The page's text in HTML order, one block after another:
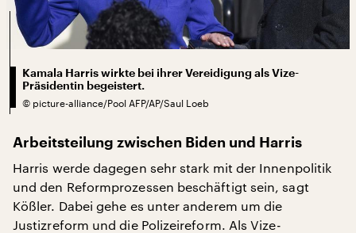
Kamala Harris wirkte bei ihrer Vereidigung als Vize-
Präsidentin begeistert.
© picture-alliance/Pool AFP/AP/Saul Loeb
Arbeitsteilung zwischen Biden und Harris
Harris werde dagegen sehr stark mit der Innenpolitik
und den Reformprozessen beschäftigt sein, sagt
Kößler. Dabei gehe es unter anderem um die
Justizreform und die Polizeireform. Als Vize-